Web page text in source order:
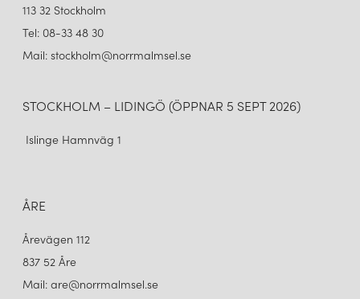
113 32 Stockholm
Tel: 08-33 48 30
Mail: stockholm@norrmalmsel.se
STOCKHOLM – LIDINGÖ (ÖPPNAR 5 SEPT 2026)
Islinge Hamnväg 1
ÅRE
Årevägen 112
837 52 Åre
Mail: are@norrmalmsel.se